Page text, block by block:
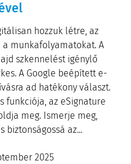
hozzuk létre, az
munkafolyamatokat. A
szkennelést igénylő
A Google beépített e-
ad hatékony választ.
funkciója, az eSignature
meg. Ismerje meg,
biztonságossá az...
2025